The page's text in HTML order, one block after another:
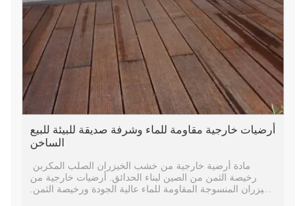
أرضيات خارجية مقاومة للماء وشرفة صديقة للبيئة للبيع
الساخن
مادة أرضية خارجية من خشب الخيزران الصلب المكربن ​​
رخيصة الثمن من الصين لبناء الحدائق. أرضيات خارجية من
الخيزران المنسوجة المقاومة للماء عالية الجودة ورخيصة الثمن.